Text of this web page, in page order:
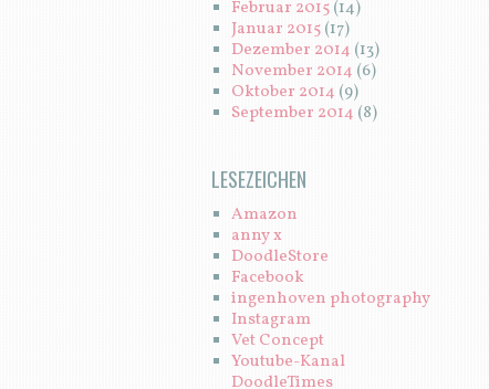
Februar 2015(14)
Januar 2015(17)
Dezember 2014 (13)
November 2014 (6)
Oktober 2014 (9)
September 2014 (8)
LESEZEICHEN
Amazon
anny x
DoodleStore
Facebook
ingenhoven photography
Instagram
Vet Concept
Youtube-Kanal
DoodleTimes